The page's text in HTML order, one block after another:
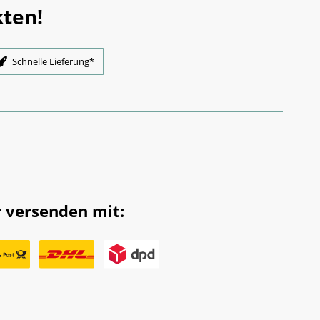
Schnelle Lieferung*
versenden mit: